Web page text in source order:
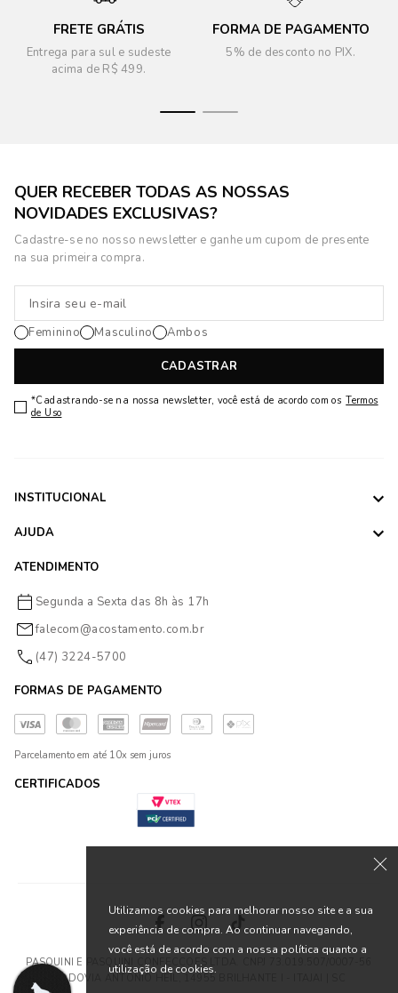
FRETE GRÁTIS
Entrega para sul e sudeste
acima de R$ 499.
FORMA DE PAGAMENTO
5% de desconto no PIX.
QUER RECEBER TODAS AS NOSSAS
NOVIDADES EXCLUSIVAS?
Cadastre-se no nosso newsletter e ganhe um cupom de presente
na sua primeira compra.
CADASTRAR
Feminino Masculino Ambos
*Cadastrando-se na nossa newsletter, você está de acordo com os Termos
de Uso
INSTITUCIONAL
AJUDA
ATENDIMENTO
Segunda a Sexta das 8h às 17h
falecom@acostamento.com.br
(47) 3224-5700
FORMAS DE PAGAMENTO
Parcelamento em até 10x sem juros
CERTIFICADOS
PASQUINI E PASQUINI CONFECCOES LTDA. CNPJ 73.019.507/0007-56
RODOVIA ANTONIO HEIL, 14955 BRILHANTE I - ITAJAI | SC
Utilizamos cookies para melhorar nosso site e a sua
experiência de compra. Ao continuar navegando,
você está de acordo com a nossa política quanto a
utilização de cookies.